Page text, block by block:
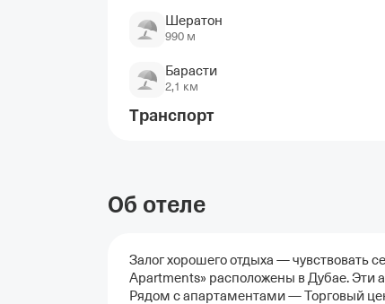
Шератон
990 м
Барасти
2,1 км
Транспорт
Аэропорт Дубай (DXB)
29 км
85,6 км
Об отеле
Залог хорошего отдыха — чувствовать
Apartments» расположены в Дубае. Эти
Рядом с апартаментами — Торговый